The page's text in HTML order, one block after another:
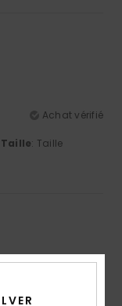
Achat vérifié
Taille: Taille